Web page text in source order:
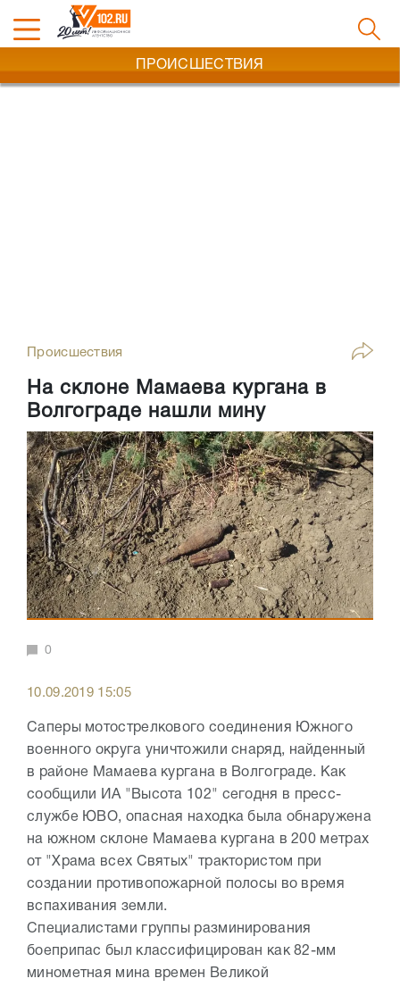
ПРОИСШЕСТВИЯ
Происшествия
На склоне Мамаева кургана в
Волгограде нашли мину
0
10.09.2019 15:05
Саперы мотострелкового соединения Южного
военного округа уничтожили снаряд, найденный
в районе Мамаева кургана в Волгограде. Как
сообщили ИА "Высота 102" сегодня в пресс-
службе ЮВО, опасная находка была обнаружена
на южном склоне Мамаева кургана в 200 метрах
от "Храма всех Святых" трактористом при
создании противопожарной полосы во время
вспахивания земли.
Специалистами группы разминирования
боеприпас был классифицирован как 82-мм
минометная мина времен Великой